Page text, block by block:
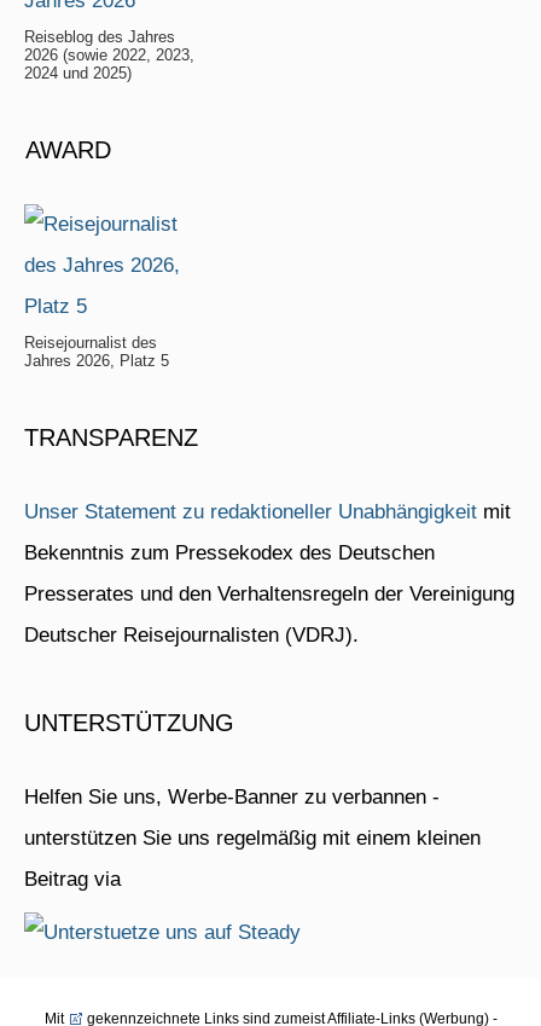
Reiseblog des Jahres
2026 (sowie 2022, 2023,
2024 und 2025)
AWARD
Reisejournalist des
Jahres 2026, Platz 5
TRANSPARENZ
Unser Statement zu redaktioneller Unabhängigkeit mit
Bekenntnis zum Pressekodex des Deutschen
Presserates und den Verhaltensregeln der Vereinigung
Deutscher Reisejournalisten (VDRJ).
UNTERSTÜTZUNG
Helfen Sie uns, Werbe-Banner zu verbannen -
unterstützen Sie uns regelmäßig mit einem kleinen
Beitrag via
Mit
gekennzeichnete Links sind zumeist Affiliate-Links (Werbung) -